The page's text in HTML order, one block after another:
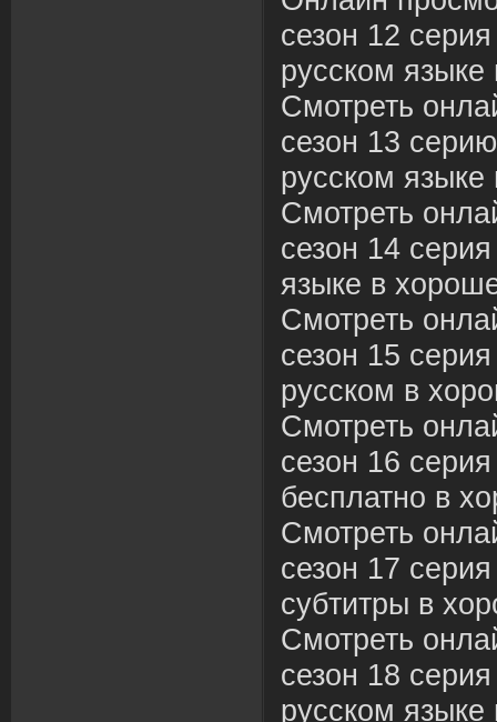
сезон 12
русском
Смотреть
сезон 13
русском
Смотреть
сезон 14
языке в
Смотреть
сезон 15
русском в
Смотреть
сезон 16
бесплатно в
Смотреть
сезон 17
субтитры в
Смотреть
сезон 18
русском языке